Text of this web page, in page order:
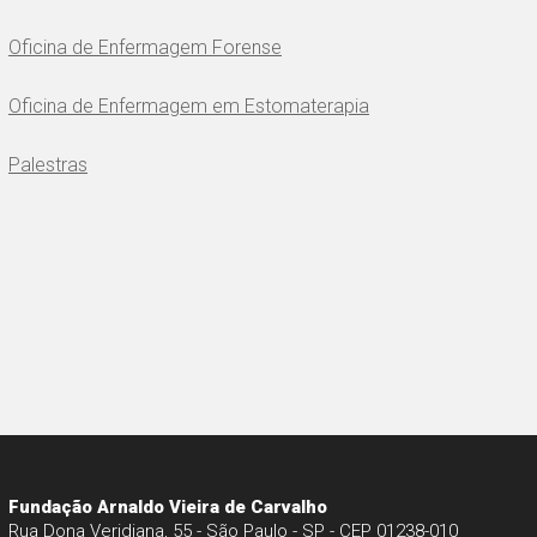
Oficina de Enfermagem Forense
Oficina de Enfermagem em Estomaterapia
Palestras
Fundação Arnaldo Vieira de Carvalho
Rua Dona Veridiana, 55 - São Paulo - SP - CEP 01238-010